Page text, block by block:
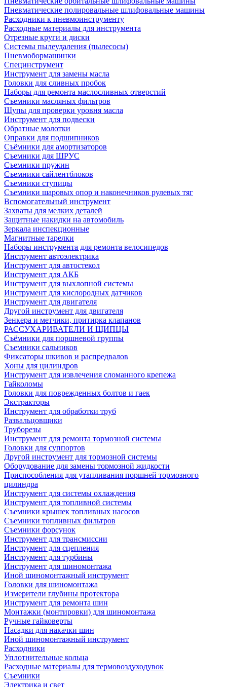
Пневматические полировальные шлифовальные машины
Расходники к пневмоинструменту
Расходные материалы для инструмента
Отрезные круги и диски
Системы пылеудаления (пылесосы)
Пневмобормашинки
Специнструмент
Инструмент для замены масла
Головки для сливных пробок
Наборы для ремонта маслосливных отверстий
Съемники масляных фильтров
Щупы для проверки уровня масла
Инструмент для подвески
Обратные молотки
Оправки для подшипников
Съёмники для амортизаторов
Съемники для ШРУС
Съемники пружин
Съемники сайлентблоков
Съемники ступицы
Съемники шаровых опор и наконечников рулевых тяг
Вспомогательный инструмент
Захваты для мелких деталей
Защитные накидки на автомобиль
Зеркала инспекционные
Магнитные тарелки
Наборы инструмента для ремонта велосипедов
Инструмент автоэлектрика
Инструмент для автостекол
Инструмент для АКБ
Инструмент для выхлопной системы
Инструмент для кислородных датчиков
Инструмент для двигателя
Другой инструмент для двигателя
Зенкера и метчики, притирка клапанов
РАССУХАРИВАТЕЛИ И ЩИПЦЫ
Съёмники для поршневой группы
Съемники сальников
Фиксаторы шкивов и распредвалов
Хоны для цилиндров
Инструмент для извлечения сломанного крепежа
Гайколомы
Головки для поврежденных болтов и гаек
Экстракторы
Инструмент для обработки труб
Развальцовщики
Труборезы
Инструмент для ремонта тормозной системы
Головки для суппортов
Другой инструмент для тормозной системы
Оборудование для замены тормозной жидкости
Приспособления для утапливания поршней тормозного
цилиндра
Инструмент для системы охлаждения
Инструмент для топливной системы
Съемники крышек топливных насосов
Съемники топливных фильтров
Съемники форсунок
Инструмент для трансмиссии
Инструмент для сцепления
Инструмент для турбины
Инструмент для шиномонтажа
Иной шиномонтажный инструмент
Головки для шиномонтажа
Измерители глубины протектора
Инструмент для ремонта шин
Монтажки (монтировки) для шиномонтажа
Ручные гайковерты
Насадки для накачки шин
Иной шиномонтажный инструмент
Расходники
Уплотнительные кольца
Расходные материалы для термовоздуходувок
Съемники
Электрика и свет